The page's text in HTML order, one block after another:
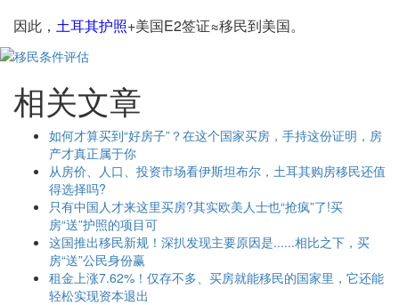
因此， 土耳其护照+美国E2签证≈移民到美国。
相关文章
如何才算买到“好房子”？在这个国家买房，手持这份证明，房
产才真正属于你
从房价、人口、投资市场看伊斯坦布尔，土耳其购房移民还值
得选择吗?
只有中国人才来这里买房?其实欧美人士也“抢疯”了!买
房“送”护照的项目可
这国推出移民新规！深扒发现主要原因是......相比之下，买
房“送”公民身份赢
租金上涨7.62%！仅存不多、买房就能移民的国家里，它还能
轻松实现资本退出